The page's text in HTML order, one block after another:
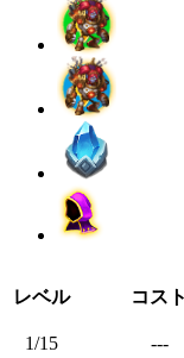
レベル コスト
1/15
---